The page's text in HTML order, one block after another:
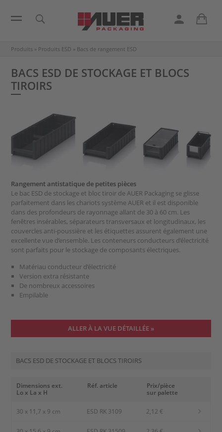
Produits » Produits ESD » Bacs de rangement ESD
BACS ESD DE STOCKAGE ET BLOCS
TIROIRS
Rangement antistatique de petites pièces
Le bac ESD de stockage et bloc tiroir de AUER Packaging se glisse
parfaitement dans les chariots système AUER et il est disponible
dans des profondeurs de rayonnage allant de 30 à 60 cm. Les
fenêtres insérables, séparateurs transversaux et longitudinaux, les
couvercles anti-poussière et les étiquettes assurent également une
excellente vue d’ensemble. Les conteneurs conducteurs d’électricité
sont parfaits pour le stockage de composants électriques.
Matériau conducteur d’électricité
Version extra résistante
De nombreux accessoires
Empilable
ALLER À LA VUE DÉTAILLÉE »
BACS ESD DE STOCKAGE ET BLOCS TIROIRS
Dimensions ext.
Lo x La x H
Réf. article
Prix/pièce
sur palette
30 x 11,7 x 9 cm ESD RK 3109 2,12 €